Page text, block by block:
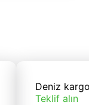
Deniz
Teklif alın